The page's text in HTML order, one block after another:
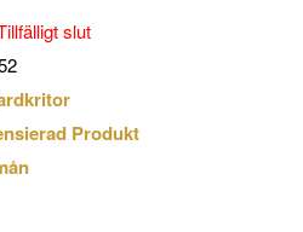
slut
Produkt